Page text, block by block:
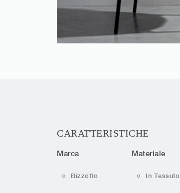
CARATTERISTICHE
Marca
Bizzotto
Materiale
In Tessuto